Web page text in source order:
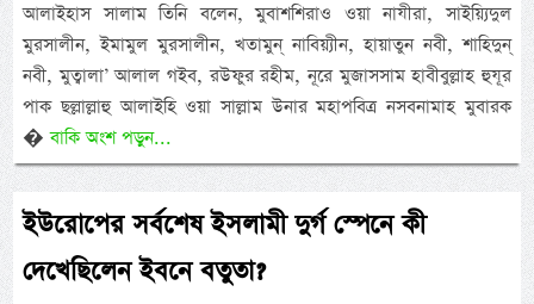
আলাইহাস সালাম তিনি বলেন, মুবাশশিরাও ওয়া নাযীরা, সাইয়্যিদুল
মুরসালীন, ইমামুল মুরসালীন, খতামুন্ নাবিয়্যীন, হায়াতুন নবী, শাহিদুন্
নবী, মুত্বালা’ আলাল গইব, রউফুর রহীম, নূরে মুজাসসাম হাবীবুল্লাহ হুযূর
পাক ছল্লাল্লাহু আলাইহি ওয়া সাল্লাম উনার মহাপবিত্র নসবনামাহ মুবারক
�বাকি অংশ পড়ুন...
ইউরোপের সর্বশেষ ইসলামী দুর্গ স্পেনে কী
দেখেছিলেন ইবনে বতুতা?